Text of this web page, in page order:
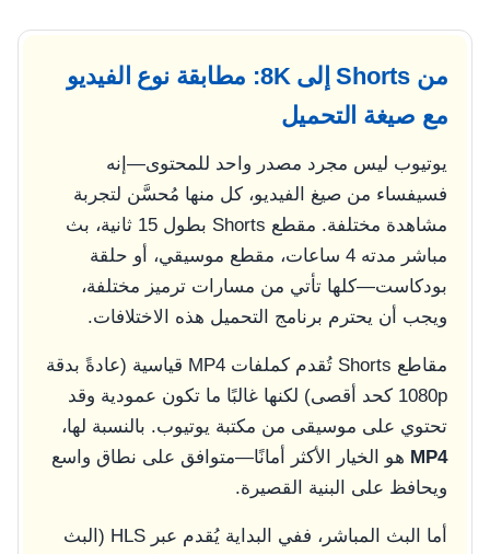
من Shorts إلى 8K: مطابقة نوع الفيديو
مع صيغة التحميل
يوتيوب ليس مجرد مصدر واحد للمحتوى—إنه
فسيفساء من صيغ الفيديو، كل منها مُحسَّن لتجربة
مشاهدة مختلفة. مقطع Shorts بطول 15 ثانية، بث
مباشر مدته 4 ساعات، مقطع موسيقي، أو حلقة
بودكاست—كلها تأتي من مسارات ترميز مختلفة،
ويجب أن يحترم برنامج التحميل هذه الاختلافات.
مقاطع Shorts تُقدم كملفات MP4 قياسية (عادةً بدقة
1080p كحد أقصى) لكنها غالبًا ما تكون عمودية وقد
تحتوي على موسيقى من مكتبة يوتيوب. بالنسبة لها،
MP4 هو الخيار الأكثر أمانًا—متوافق على نطاق واسع
ويحافظ على البنية القصيرة.
أما البث المباشر، ففي البداية يُقدم عبر HLS (البث